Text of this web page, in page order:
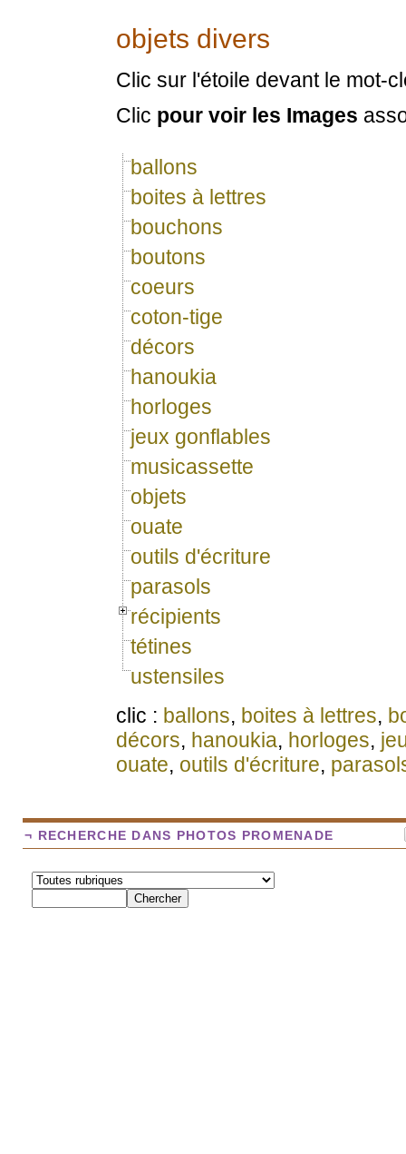
objets divers
Clic sur l'étoile devant le mot-
Clic pour voir les Images
ballons
boites à lettres
bouchons
boutons
coeurs
coton-tige
décors
hanoukia
horloges
jeux gonflables
musicassette
objets
ouate
outils d'écriture
parasols
récipients
tétines
ustensiles
clic : ballons, boites à lettres,
décors, hanoukia, horloges,
ouate, outils d'écriture,
¬ RECHERCHE DANS PHOTOS PROMENADE